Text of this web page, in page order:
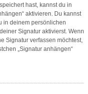
hast, kannst du in
aktivieren. Du kannst
in deinem persönlichen
Signatur aktivierst. Wenn
Signatur verfassen möchtest,
„Signatur anhängen“